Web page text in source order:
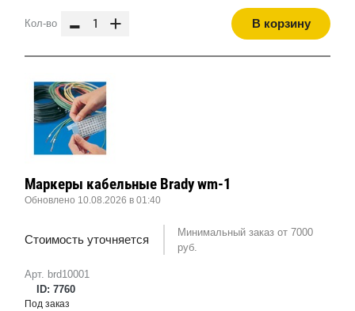
Кол-во - + В корзину
Арт. brd10001
ID: 7760
Маркеры кабельные Brady wm-1
Обновлено 10.08.2026 в 01:40
Стоимость уточняется
Минимальный заказ от 7000
руб.
Под заказ